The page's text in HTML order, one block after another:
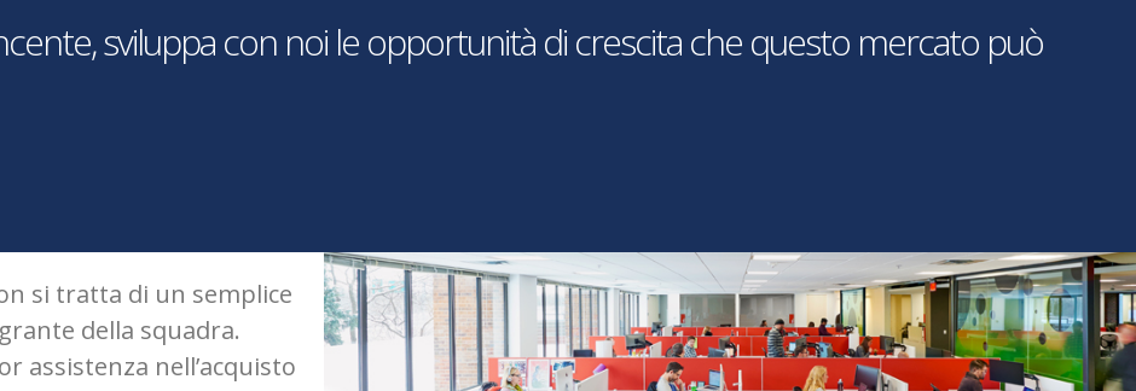
sviluppa con noi le opportunità di crescita che questo mercato può
si tratta di un semplice
della squadra.
assistenza nell’acquisto